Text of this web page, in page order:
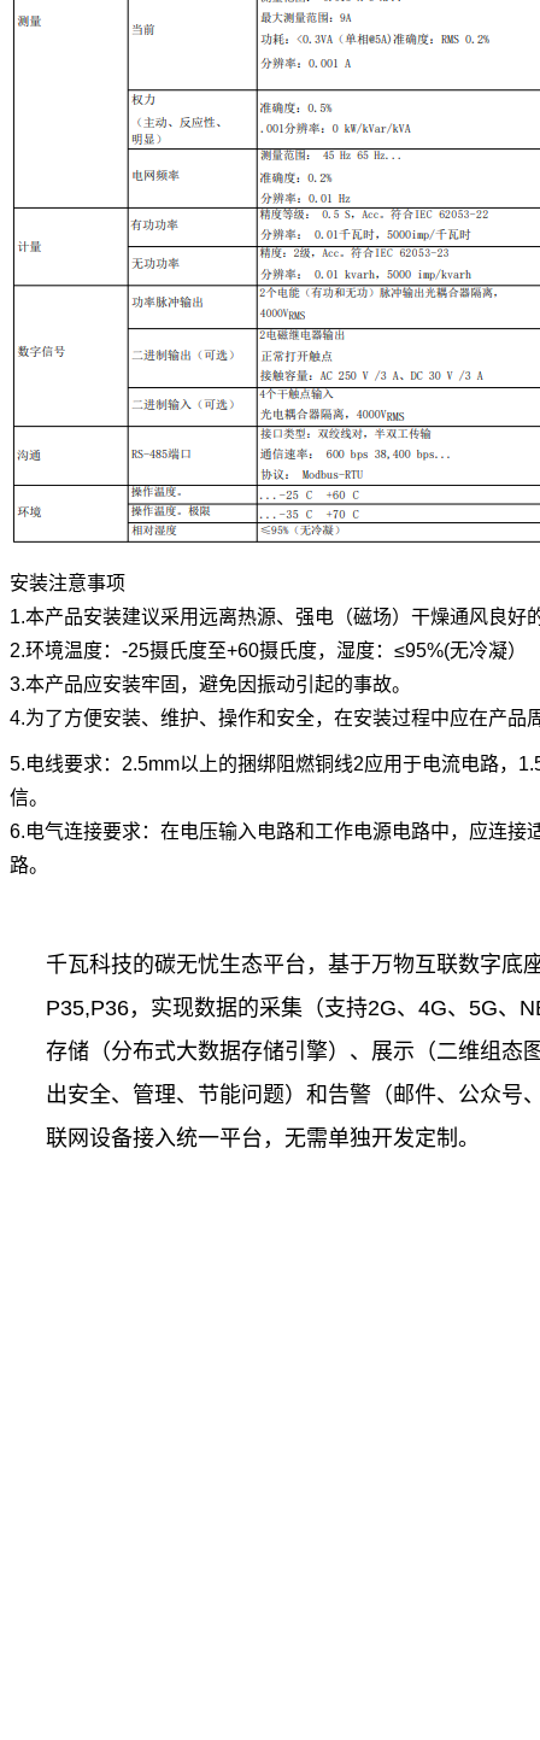
安装注意事项
1.本产品安装建议采用远离热源、强电（磁场）干燥通风良好
2.环境温度：-25摄氏度至+60摄氏度，湿度：≤95%(无冷凝）
3.本产品应安装牢固，避免因振动引起的事故。
4.为了方便安装、维护、操作和安全，在安装过程中应在产品
5.电线要求：2.5mm以上的捆绑阻燃铜线2应用于电流电路，
信。
6.电气连接要求：在电压输入电路和工作电源电路中，应连
路。
千瓦科技的碳无忧生态平台，基于万物互联数字底
P35,P36，实现数据的采集（支持2G、4G、5G、
存储（分布式大数据存储引擎）、展示（二维组态
出安全、管理、节能问题）和告警（邮件、公众号
联网设备接入统一平台，无需单独开发定制。